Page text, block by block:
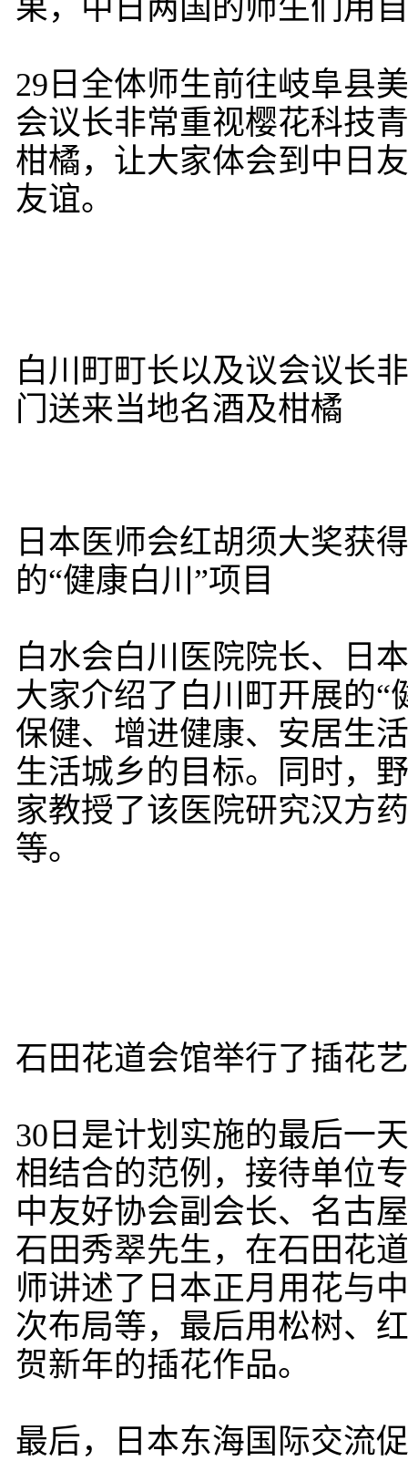
果，中日两国的师生们用
29日全体师生前往岐阜县
会议长非常重视樱花科技
柑橘，让大家体会到中日
友谊。
白川町町长以及议会议长
门送来当地名酒及柑橘
日本医师会红胡须大奖获
的“健康白川”项目
白水会白川医院院长、日
大家介绍了白川町开展的
保健、增进健康、安居生
生活城乡的目标。同时，
家教授了该医院研究汉方
等。
石田花道会馆举行了插花
30日是计划实施的最后一
相结合的范例，接待单位
中友好协会副会长、名古
石田秀翠先生，在石田花
师讲述了日本正月用花与
次布局等，最后用松树、
贺新年的插花作品。
最后，日本东海国际交流